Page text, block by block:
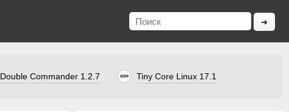
Double Commander 1.2.7 Tiny Core Linux 17.1